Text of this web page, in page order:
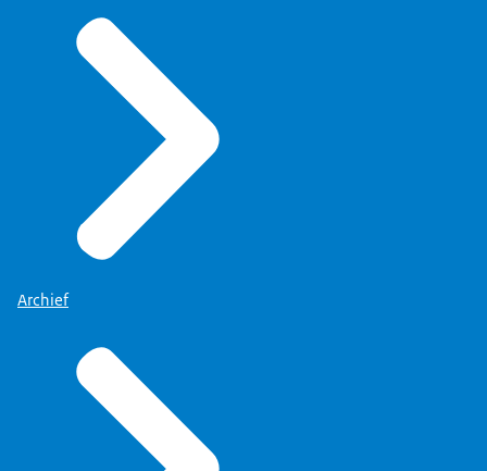
Dit rapport bevat het periodieke
evaluatie ligt op de doeltreffendheid, het
doelgroepbereik en de doelmatigheid van het
beleid en de uitvoering van het
Innovatiekrediet.
In dit onderzoeksrapport staat de kwantitatieve
evaluatie van het gebruik, de doeltreffendheid,
2024
SEED Capital, Business Angel-regeling en
Dutch Venture Initiative
2024
Risicokapitaalinstrumentarium
2024
Speelveldtoets klimaatbeleid industrie
Archief